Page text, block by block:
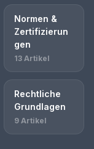
Normen &
Zertifizierun
gen
13 Artikel
Rechtliche
Grundlagen
9 Artikel